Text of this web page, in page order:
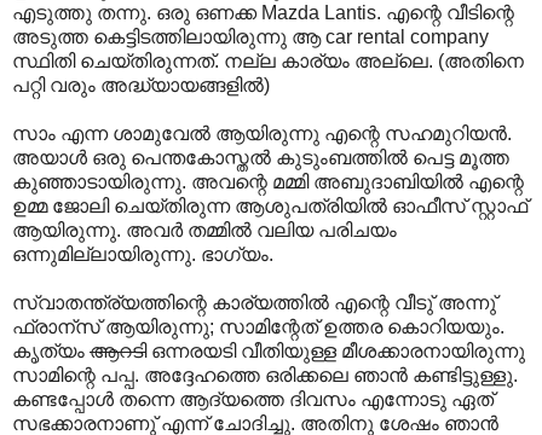
എടുത്തു തന്നു. ഒരു ഒണക്ക Mazda Lantis. എന്റെ വീടിന്റെ
അടുത്ത കെട്ടിടത്തിലായിരുന്നു ആ car rental company
സ്ഥിതി ചെയ്തിരുന്നത്. നല്ല കാര്യം അല്ലെ. (അതിനെ
പറ്റി വരും അദ്ധ്യായങ്ങളില്‍)
സാം എന്ന ശാമുവേല്‍ ആയിരുന്നു എന്റെ സഹമുറിയന്‍.
അയാള്‍ ഒരു പെന്തകോസ്തല്‍ കുടുംബത്തില്‍ പെട്ട മൂത്ത
കുഞ്ഞാടായിരുന്നു. അവന്റെ മമ്മി അബുദാബിയില്‍ എന്റെ
ഉമ്മ ജോലി ചെയ്തിരുന്ന ആശുപത്രിയില്‍ ഓഫീസ് സ്റ്റാഫ്
ആയിരുന്നു. അവര്‍ തമ്മില്‍ വലിയ പരിചയം
ഒന്നുമില്ലായിരുന്നു. ഭാഗ്യം.
സ്വാതന്ത്ര്യത്തിന്റെ കാര്യത്തില്‍ എന്റെ വീടു് അന്നു്
ഫ്രാന്സ് ആയിരുന്നു; സാമിന്റേത് ഉത്തര കൊറിയയും.
കൃത്യം ആറടിഒന്നരയടി വീതിയുള്ള മീശക്കാരനായിരുന്നു
സാമിന്റെ പപ്പ. അദ്ദേഹത്തെ ഒരിക്കലെ ഞാന്‍ കണ്ടിട്ടുള്ളു.
കണ്ടപ്പോള്‍ തന്നെ ആദ്യത്തെ ദിവസം എന്നോടു ഏത്
സഭക്കാരനാണു് എന്ന് ചോദിച്ചു. അതിനു ശേഷം ഞാന്‍